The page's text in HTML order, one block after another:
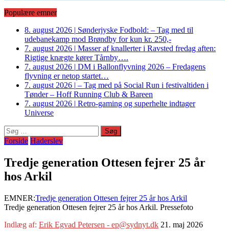
Populære emner
8. august 2026 | Sønderjyske Fodbold: – Tag med til
udebanekamp mod Brøndby for kun kr. 250,-
7. august 2026 | Masser af knallerter i Ravsted fredag aften:
Rigtige knægte kører Tårnby….
7. august 2026 | DM i Ballonflyvning 2026 – Fredagens
flyvning er netop startet…
7. august 2026 | – Tag med på Social Run i festivaltiden i
Tønder – Hoff Running Club & Bareen
7. august 2026 | Retro-gaming og superhelte indtager
Universe
Søg
efter:
Forside Haderslev
Tredje generation Ottesen fejrer 25 år
hos Arkil
EMNER:Tredje generation Ottesen fejrer 25 år hos Arkil
Tredje generation Ottesen fejrer 25 år hos Arkil. Pressefoto
Indlæg af: Erik Egvad Petersen - ep@sydnyt.dk 21. maj 2026